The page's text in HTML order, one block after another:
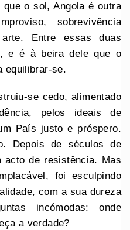
o sol, Angola é outra
sobrevivência
Entre essas duas
e é à beira dele que o
equilibrar-se.
se cedo, alimentado
pelos ideais de
País justo e próspero.
Depois de séculos de
acto de resistência. Mas
foi esculpindo
com a sua dureza
incómodas: onde
a verdade?